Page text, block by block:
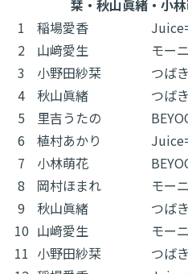
栞・秋山眞緒・小
1
稲場愛香
2
山﨑愛生
モー
3
小野田紗栞
つば
4
秋山眞緒
つば
5
里吉うたの
6
植村あかり
7
小林萌花
8
岡村ほまれ
モー
9
秋山眞緒
つば
10 山﨑愛生
モー
11 小野田紗栞
つば